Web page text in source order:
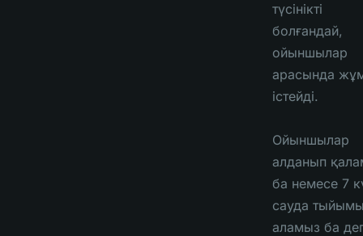
түсінікті
болғандай,
ойыншылар
арасында
істейді.
Ойыншылар
алданып
ба немесе 7
сауда
аламыз ба